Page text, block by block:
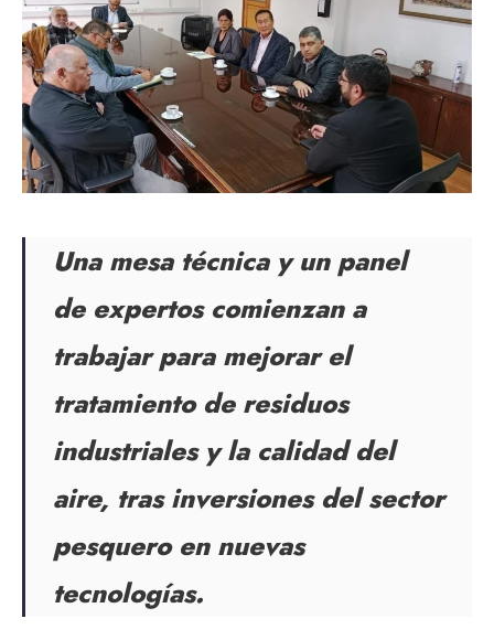
Una mesa técnica y un panel
de expertos comienzan a
trabajar para mejorar el
tratamiento de residuos
industriales y la calidad del
aire, tras inversiones del sector
pesquero en nuevas
tecnologías.